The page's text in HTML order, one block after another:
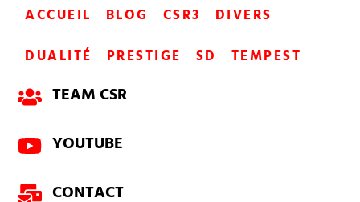
ACCUEIL
BLOG CSR3
DIVERS
DUALITÉ
PRESTIGE SD TEMPEST
TEAM CSR
YOUTUBE
CONTACT